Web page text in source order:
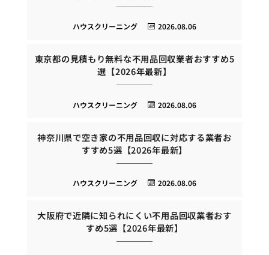
2026.08.06
ハウスクリーニング
東京都の見積もり無料な不用品回収業者おすすめ5
選【2026年最新】
2026.08.06
ハウスクリーニング
神奈川県で空き家の不用品回収に対応する業者お
すすめ5選【2026年最新】
2026.08.06
ハウスクリーニング
大阪府で近隣に知られにくい不用品回収業者おす
すめ5選【2026年最新】